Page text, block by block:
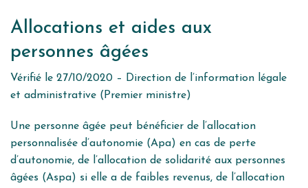
Allocations et aides aux
personnes âgées
Vérifié le 27/10/2020 – Direction de l’information légale
et administrative (Premier ministre)
Une personne âgée peut bénéficier de l’allocation
personnalisée d’autonomie (Apa) en cas de perte
d’autonomie, de l’allocation de solidarité aux personnes
âgées (Aspa) si elle a de faibles revenus, de l’allocation